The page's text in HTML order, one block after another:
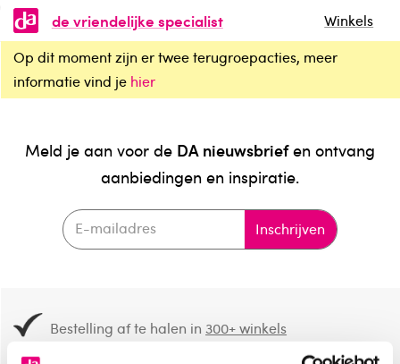
de vriendelijke specialist
Winkels
Op dit moment zijn er twee terugroepacties, meer
informatie vind je hier
Meld je aan voor de DA nieuwsbriefen ontvang
aanbiedingen en inspiratie.
Inschrijven
Bestelling af te halen in300+ winkels